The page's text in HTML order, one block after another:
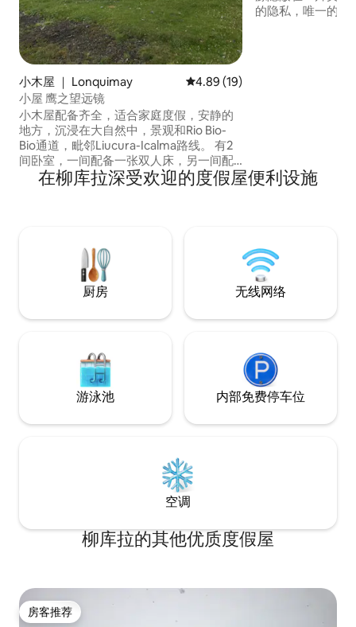
小木屋 ｜ Lonquimay 平均评分 4.89 分（满分 5 分）
4.89 (19)
小屋 鹰之望远镜
小木屋配备齐全，适合家庭度假，安静的
地方，沉浸在大自然中，景观和Rio Bio-
Bio通道，毗邻Liucura-Icalma路线。 有2
间卧室，一间配备一张双人床，另一间配
备2张1.5米宽单人床，暖气、洗衣机、卫星
电视、电烤箱、水壶、冰箱等。 提供
离Galletue和Nacimiento Rio Bio 16公里。
良好的电话信号。
的隐私，唯一的邻
在柳库拉深受欢迎的度假屋便利设施
厨房 无线网络
游泳池 内部免费停车位
空调
柳库拉的其他优质度假屋
房客推荐
房客推荐